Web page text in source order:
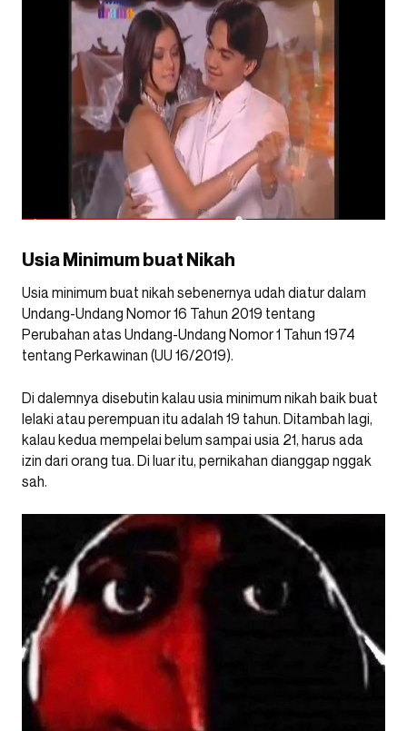
Usia Minimum buat Nikah
Usia minimum buat nikah sebenernya udah diatur dalam
Undang-Undang Nomor 16 Tahun 2019 tentang
Perubahan atas Undang-Undang Nomor 1 Tahun 1974
tentang Perkawinan (UU 16/2019).
Di dalemnya disebutin kalau usia minimum nikah baik buat
lelaki atau perempuan itu adalah 19 tahun. Ditambah lagi,
kalau kedua mempelai belum sampai usia 21, harus ada
izin dari orang tua. Di luar itu, pernikahan dianggap nggak
sah.